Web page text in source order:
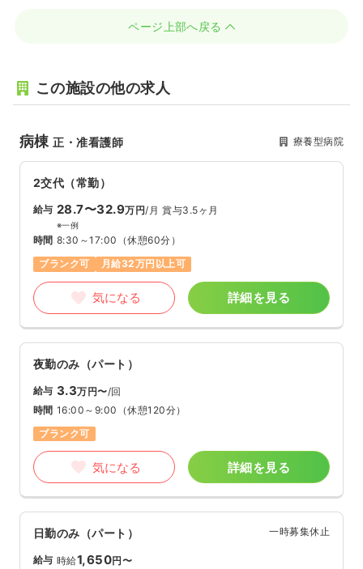
ページ上部へ戻る
この施設の他の求人
病棟正・准看護師 療養型病院
2交代（常勤）
給与 28.7〜32.9万円/月 賞与3.5ヶ月
※一例
時間 8:30～17:00 （休憩60分）
ブランク可
月給32万円以上可
気になる 詳細を見る
夜勤のみ（パート）
給与 3.3万円〜/回
時間 16:00～9:00 （休憩120分）
ブランク可
気になる 詳細を見る
日勤のみ（パート） 一時募集休止
給与 時給1,650円〜